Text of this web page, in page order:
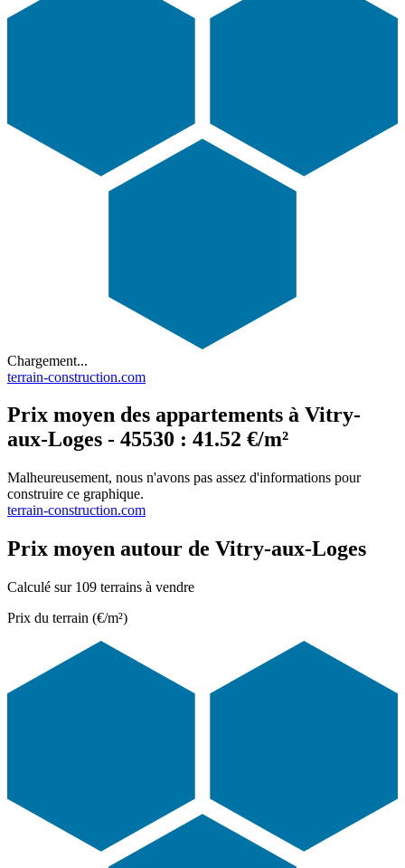
Chargement...
terrain-construction.com
Prix moyen des appartements à Vitry-
aux-Loges - 45530 : 41.52 €/m²
Malheureusement, nous n'avons pas assez d'informations pour
construire ce graphique.
terrain-construction.com
Prix moyen autour de Vitry-aux-Loges
Calculé sur 109 terrains à vendre
Prix du terrain (€/m²)